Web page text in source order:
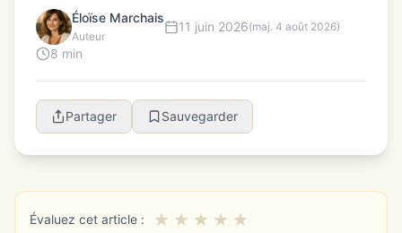
Éloïse Marchais
Auteur
11 juin 2026(maj. 4 août 2026)
8 min
Partager Sauvegarder
Évaluez cet article : ★ ★ ★ ★ ★